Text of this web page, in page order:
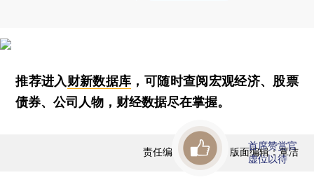
推荐进入财新数据库 ，可随时查阅宏观经济、股票
债券、公司人物，财经数据尽在掌握。
责任编辑：曹文姣 | 版面编辑：覃洁
首席赞赏官
虚位以待